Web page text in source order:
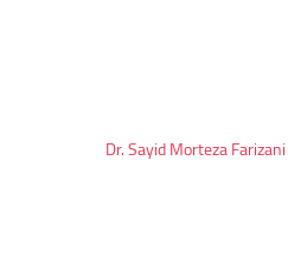
Dr. Sayid Morteza Farizani